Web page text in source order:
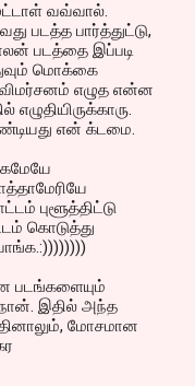
வவ்வால்.
படத்த பார்த்துட்டு,
படத்தை இப்படி
மொக்கை
விமர்சனம் எழுத என்ன
என் க்டமை.
புளூத்திட்டு
கொடுத்து
படங்களையும்
இதில் அந்த
மோசமான